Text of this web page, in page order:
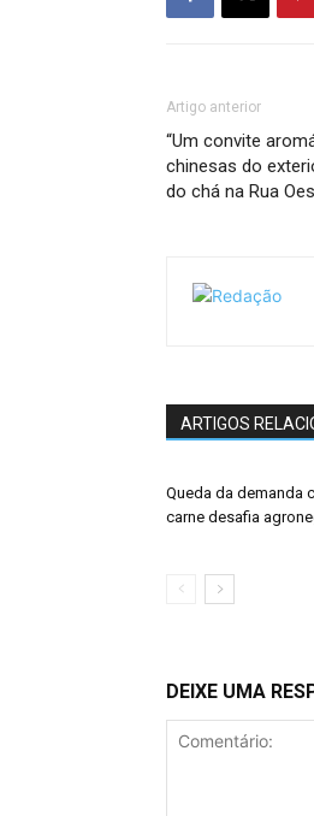
Artigo anterior
“Um convite
chinesas do
do chá na Rua
ARTIGOS
Queda da demanda
carne desafia
DEIXE UMA